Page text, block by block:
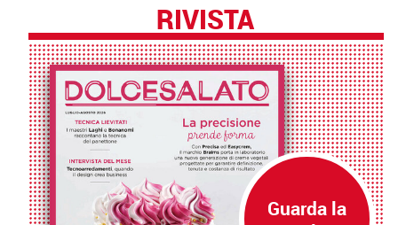
RIVISTA